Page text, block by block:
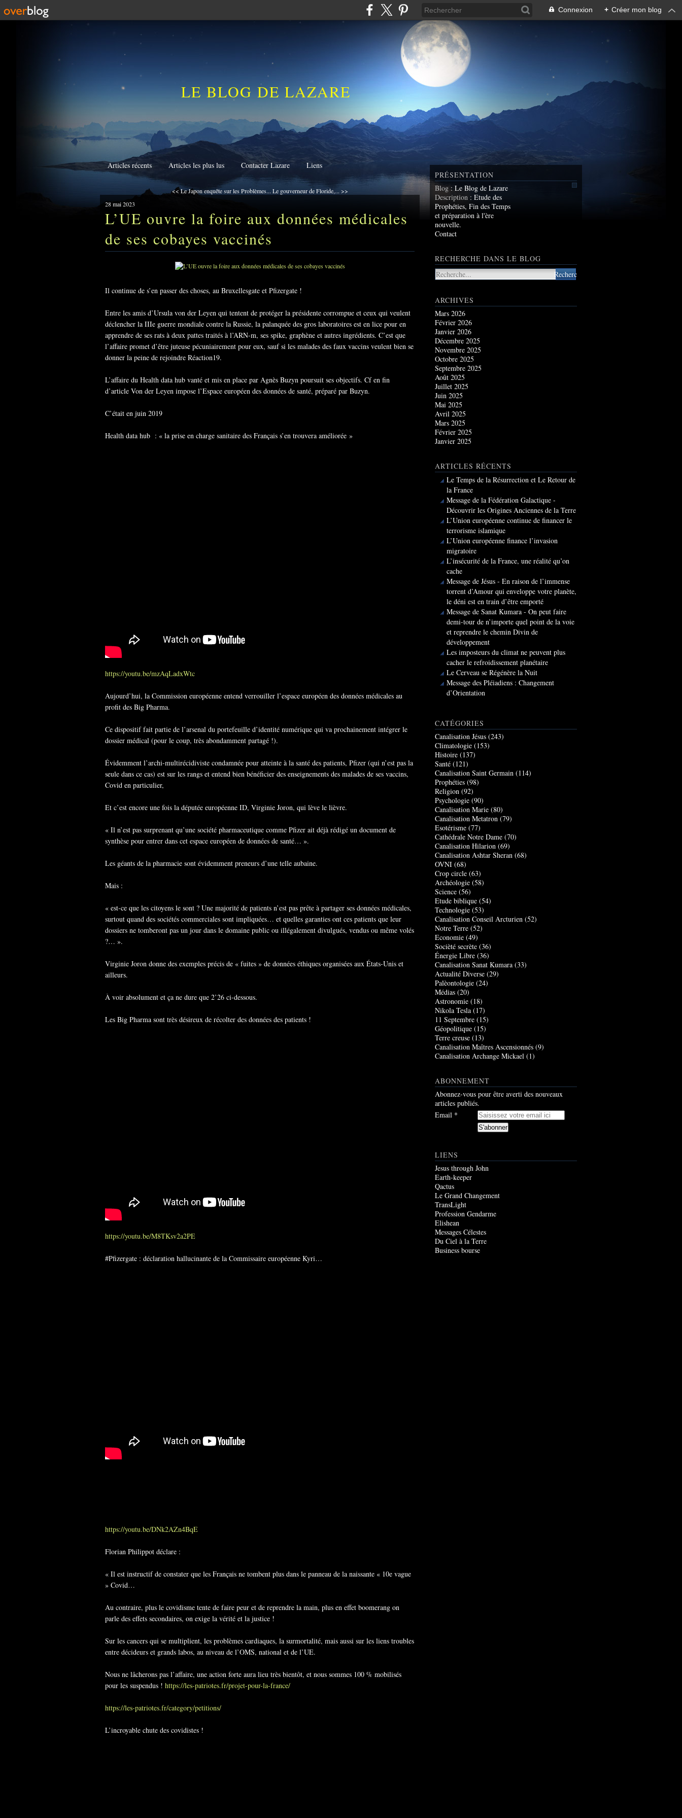
Connexion + Créer mon blog
LE BLOG DE LAZARE
Articles récents Articles les plus lus Contacter Lazare Liens
<< Le Japon enquête sur les Problèmes... Le gouverneur de Floride,... >>
28 mai 2023
L’UE ouvre la foire aux données médicales
de ses cobayes vaccinés
Il continue de s’en passer des choses, au Bruxellesgate et Pfizergate !
Entre les amis d’Ursula von der Leyen qui tentent de protéger la présidente corrompue et ceux qui veulent
déclencher la IIIe guerre mondiale contre la Russie, la palanquée des gros laboratoires est en lice pour en
apprendre de ses rats à deux pattes traités à l’ARN-m, ses spike, graphène et autres ingrédients. C’est que
l’affaire promet d’être juteuse pécuniairement pour eux, sauf si les malades des faux vaccins veulent bien se
donner la peine de rejoindre Réaction19.
L’affaire du Health data hub vanté et mis en place par Agnès Buzyn poursuit ses objectifs. Cf en fin
d’article Von der Leyen impose l’Espace européen des données de santé, préparé par Buzyn.
C’était en juin 2019
Health data hub : « la prise en charge sanitaire des Français s’en trouvera améliorée »
https://youtu.be/mzAqLadxWtc
Aujourd’hui, la Commission européenne entend verrouiller l’espace européen des données médicales au
profit des Big Pharma.
Ce dispositif fait partie de l’arsenal du portefeuille d’identité numérique qui va prochainement intégrer le
dossier médical (pour le coup, très abondamment partagé !).
Évidemment l’archi-multirécidiviste condamnée pour atteinte à la santé des patients, Pfizer (qui n’est pas la
seule dans ce cas) est sur les rangs et entend bien bénéficier des enseignements des malades de ses vaccins,
Covid en particulier,
Et c’est encore une fois la députée européenne ID, Virginie Joron, qui lève le lièvre.
« Il n’est pas surprenant qu’une société pharmaceutique comme Pfizer ait déjà rédigé un document de
synthèse pour entrer dans cet espace européen de données de santé… ».
Les géants de la pharmacie sont évidemment preneurs d’une telle aubaine.
Mais :
« est-ce que les citoyens le sont ? Une majorité de patients n’est pas prête à partager ses données médicales,
surtout quand des sociétés commerciales sont impliquées… et quelles garanties ont ces patients que leur
dossiers ne tomberont pas un jour dans le domaine public ou illégalement divulgués, vendus ou même volés
?… ».
Virginie Joron donne des exemples précis de « fuites » de données éthiques organisées aux États-Unis et
ailleurs.
À voir absolument et ça ne dure que 2’26 ci-dessous.
Les Big Pharma sont très désireux de récolter des données des patients !
https://youtu.be/M8TKsv2a2PE
#Pfizergate : déclaration hallucinante de la Commissaire européenne Kyri…
https://youtu.be/DNk2AZn4BqE
Florian Philippot déclare :
« Il est instructif de constater que les Français ne tombent plus dans le panneau de la naissante « 10e vague
» Covid…
Au contraire, plus le covidisme tente de faire peur et de reprendre la main, plus en effet boomerang on
parle des effets secondaires, on exige la vérité et la justice !
Sur les cancers qui se multiplient, les problèmes cardiaques, la surmortalité, mais aussi sur les liens troubles
entre décideurs et grands labos, au niveau de l’OMS, national et de l’UE.
Nous ne lâcherons pas l’affaire, une action forte aura lieu très bientôt, et nous sommes 100 % mobilisés
pour les suspendus ! https://les-patriotes.fr/projet-pour-la-france/
https://les-patriotes.fr/category/petitions/
L’incroyable chute des covidistes !
PRÉSENTATION
Blog : Le Blog de Lazare
Description : Etude des
Prophéties, Fin des Temps
et préparation à l'ère
nouvelle.
Contact
RECHERCHE DANS LE BLOG
ARCHIVES
Mars 2026
Février 2026
Janvier 2026
Décembre 2025
Novembre 2025
Octobre 2025
Septembre 2025
Août 2025
Juillet 2025
Juin 2025
Mai 2025
Avril 2025
Mars 2025
Février 2025
Janvier 2025
ARTICLES RÉCENTS
Le Temps de la Résurrection et Le Retour de
la France
Message de la Fédération Galactique -
Découvrir les Origines Anciennes de la Terre
L’Union européenne continue de financer le
terrorisme islamique
L’Union européenne finance l’invasion
migratoire
L’insécurité de la France, une réalité qu’on
cache
Message de Jésus - En raison de l’immense
torrent d’Amour qui enveloppe votre planète,
le déni est en train d’être emporté
Message de Sanat Kumara - On peut faire
demi-tour de n’importe quel point de la voie
et reprendre le chemin Divin de
développement
Les imposteurs du climat ne peuvent plus
cacher le refroidissement planétaire
Le Cerveau se Régénère la Nuit
Message des Pléiadiens : Changement
d’Orientation
CATÉGORIES
Canalisation Jésus (243)
Climatologie (153)
Histoire (137)
Santé (121)
Canalisation Saint Germain (114)
Prophéties (98)
Religion (92)
Psychologie (90)
Canalisation Marie (80)
Canalisation Metatron (79)
Esotérisme (77)
Cathédrale Notre Dame (70)
Canalisation Hilarion (69)
Canalisation Ashtar Sheran (68)
OVNI (68)
Crop circle (63)
Archéologie (58)
Science (56)
Etude biblique (54)
Technologie (53)
Canalisation Conseil Arcturien (52)
Notre Terre (52)
Economie (49)
Socièté secrète (36)
Énergie Libre (36)
Canalisation Sanat Kumara (33)
Actualité Diverse (29)
Palèontologie (24)
Médias (20)
Astronomie (18)
Nikola Tesla (17)
11 Septembre (15)
Géopolitique (15)
Terre creuse (13)
Canalisation Maîtres Ascensionnés (9)
Canalisation Archange Mickael (1)
ABONNEMENT
Abonnez-vous pour être averti des nouveaux
articles publiés.
Email
LIENS
Jesus through John
Earth-keeper
Qactus
Le Grand Changement
TransLight
Profession Gendarme
Elishean
Messages Célestes
Du Ciel à la Terre
Business bourse